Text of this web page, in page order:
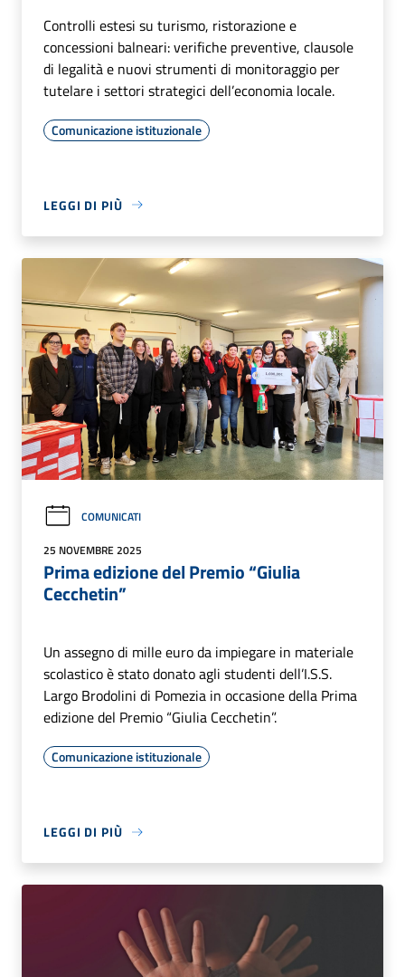
Controlli estesi su turismo, ristorazione e
concessioni balneari: verifiche preventive, clausole
di legalità e nuovi strumenti di monitoraggio per
tutelare i settori strategici dell’economia locale.
Comunicazione istituzionale
LEGGI DI PIÙ
COMUNICATI
25 NOVEMBRE 2025
Prima edizione del Premio “Giulia
Cecchetin”
Un assegno di mille euro da impiegare in materiale
scolastico è stato donato agli studenti dell’I.S.S.
Largo Brodolini di Pomezia in occasione della Prima
edizione del Premio “Giulia Cecchetin”.
Comunicazione istituzionale
LEGGI DI PIÙ